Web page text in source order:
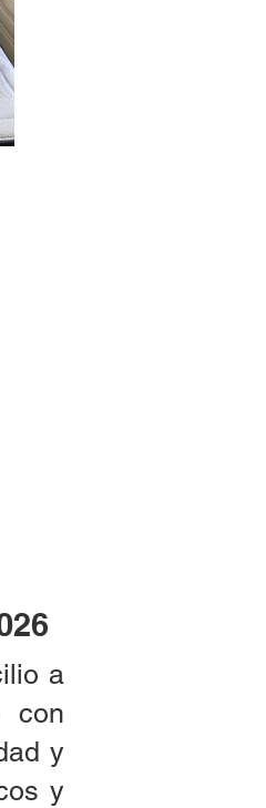
a
con
y
y